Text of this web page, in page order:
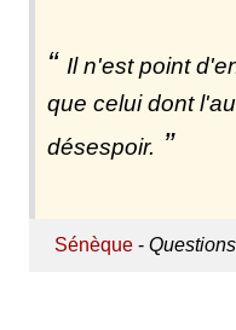
Il n'est point
que celui dont
désespoir.
Sénèque -